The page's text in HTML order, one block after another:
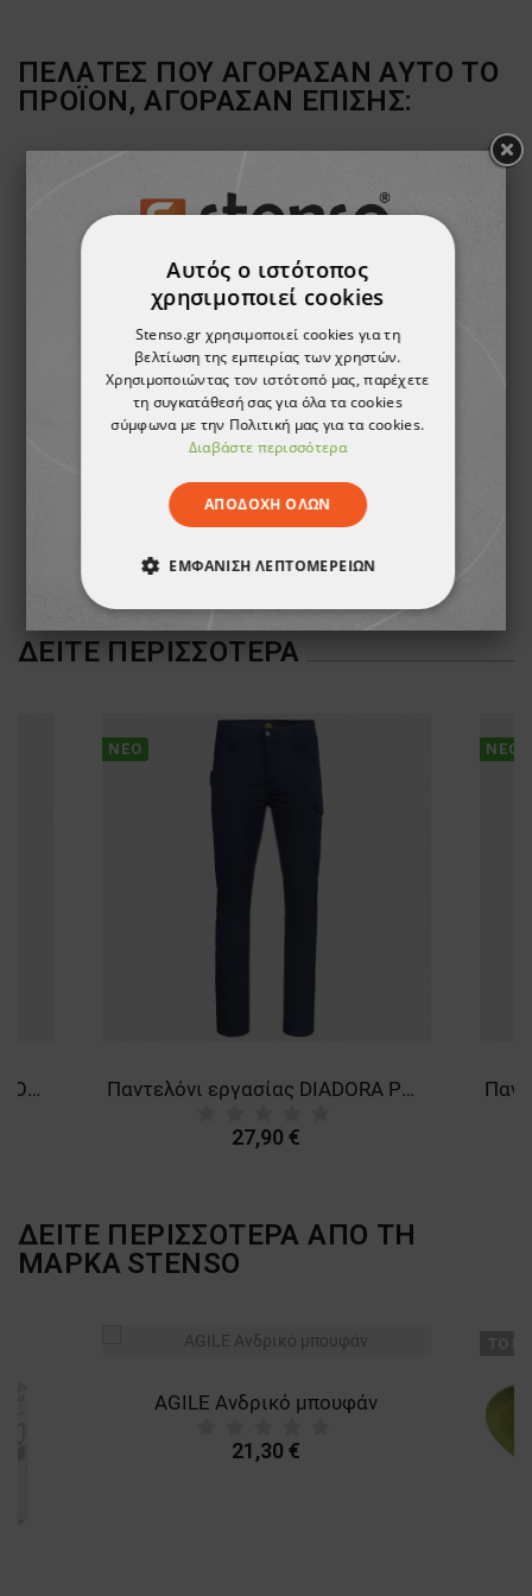
ΠΕΛΆΤΕΣ ΠΟΥ ΑΓΌΡΑΣΑΝ ΑΥΤΌ ΤΟ
ΠΡΟΪΌΝ, ΑΓΌΡΑΣΑΝ ΕΠΊΣΗΣ:
Βερμούδα εργασίας REVOLT RIPSTOP STRETCH
21,50 €
23,56 €
ΔΕΊΤΕ ΠΕΡΙΣΣΌΤΕΡΑ
Πανελόνι εργασίας DIADORA COTTON SMART 2.0 STEEL GREY
ΝΈΟ
Παντελόνι εργασίας DIADORA POLY STRETCH SMART 2.0 NAVY
27,90 €
ΝΈΟ
ΔΕΙΤΕ ΠΕΡΙΣΣΟΤΕΡΑ ΑΠΟ ΤΗ
ΜΑΡΚΑ STENSO
AGILE Ανδρικό μπουφάν
21,30 €
Αυτός ο ιστότοπος
χρησιμοποιεί cookies
Stenso.gr χρησιμοποιεί cookies για τη
βελτίωση της εμπειρίας των χρηστών.
Χρησιμοποιώντας τον ιστότοπό μας, παρέχετε
τη συγκατάθεσή σας για όλα τα cookies
σύμφωνα με την Πολιτική μας για τα cookies.
Διαβάστε περισσότερα
ΑΠΟΔΟΧΉ ΌΛΩΝ
ΕΜΦΆΝΙΣΗ ΛΕΠΤΟΜΕΡΕΙΏΝ
ΑΠΟΛΎΤΩΣ ΑΠΑΡΑΊΤΗΤΑ
ΛΕΙΤΟΥΡΓΙΚΌΤΗΤΑΣ
ΜΗ ΤΑΞΙΝΟΜΗΜΈΝΑ